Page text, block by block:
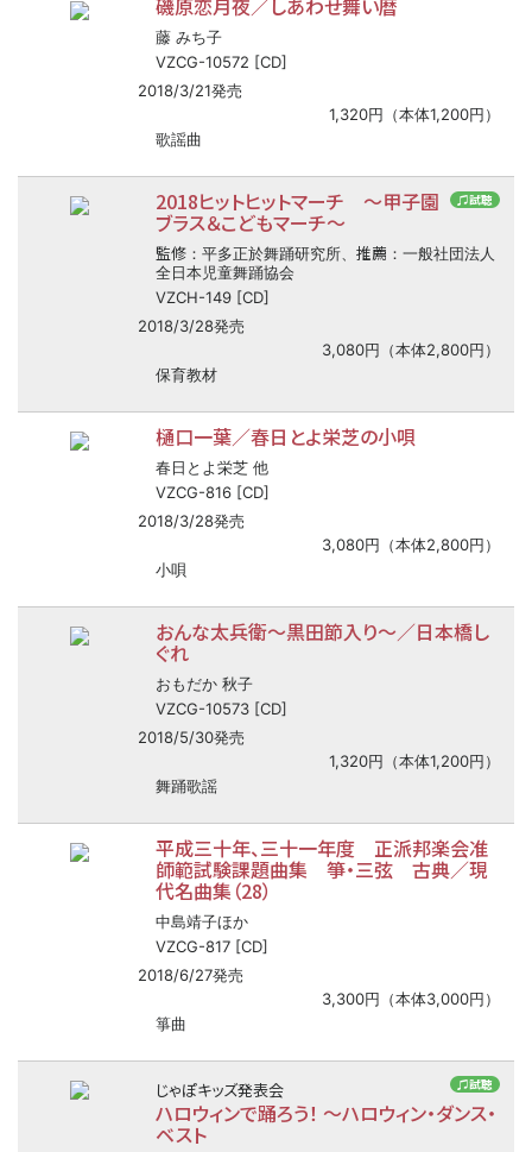
磯原恋月夜／しあわせ舞い暦
藤 みち子
VZCG-10572 [CD]
2018/3/21発売
1,320円（本体1,200円）
歌謡曲
♫試聴
2018ヒットヒットマーチ ～甲子園
ブラス＆こどもマーチ～
監修 ：平多正於舞踊研究所、 推薦 ：一般社団法人
全日本児童舞踊協会
VZCH-149 [CD]
2018/3/28発売
3,080円（本体2,800円）
保育教材
樋口一葉／春日とよ栄芝の小唄
春日とよ栄芝 他
VZCG-816 [CD]
2018/3/28発売
3,080円（本体2,800円）
小唄
おんな太兵衛～黒田節入り～／日本橋し
ぐれ
おもだか 秋子
VZCG-10573 [CD]
2018/5/30発売
1,320円（本体1,200円）
舞踊歌謡
平成三十年、三十一年度 正派邦楽会准
師範試験課題曲集 箏・三弦 古典／現
代名曲集（28）
中島靖子ほか
VZCG-817 [CD]
2018/6/27発売
3,300円（本体3,000円）
箏曲
♫試聴
じゃぽキッズ発表会
ハロウィンで踊ろう！ ～ハロウィン・ダンス・
ベスト